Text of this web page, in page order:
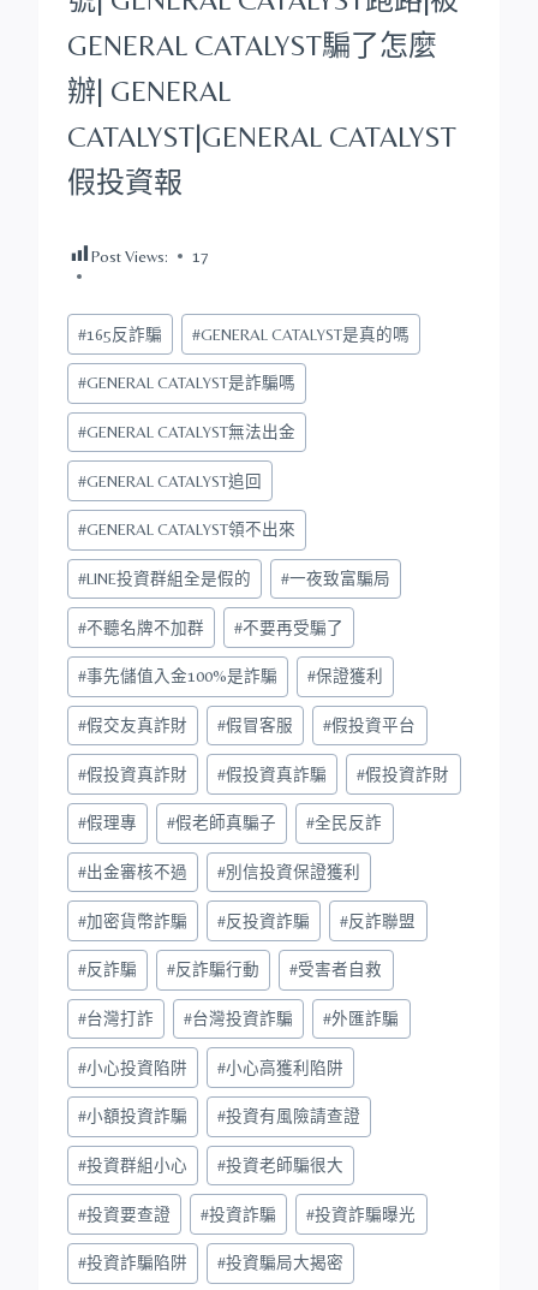
GENERAL CATALYST騙了怎麼
辦| GENERAL
CATALYST|GENERAL CATALYST
假投資報
Post Views: 17
Post
Tags:
#165反詐騙 #GENERAL CATALYST是真的嗎
#GENERAL CATALYST是詐騙嗎
#GENERAL CATALYST無法出金
#GENERAL CATALYST追回
#GENERAL CATALYST領不出來
#LINE投資群組全是假的 #一夜致富騙局
#不聽名牌不加群 #不要再受騙了
#事先儲值入金100%是詐騙 #保證獲利
#假交友真詐財 #假冒客服 #假投資平台
#假投資真詐財 #假投資真詐騙 #假投資詐財
#假理專 #假老師真騙子 #全民反詐
#出金審核不過 #別信投資保證獲利
#加密貨幣詐騙 #反投資詐騙 #反詐聯盟
#反詐騙 #反詐騙行動 #受害者自救
#台灣打詐 #台灣投資詐騙 #外匯詐騙
#小心投資陷阱 #小心高獲利陷阱
#小額投資詐騙 #投資有風險請查證
#投資群組小心 #投資老師騙很大
#投資要查證 #投資詐騙 #投資詐騙曝光
#投資詐騙陷阱 #投資騙局大揭密